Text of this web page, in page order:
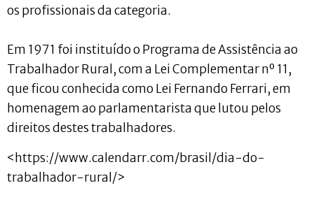
os profissionais da categoria.
Em 1971 foi instituído o Programa de Assistência ao
Trabalhador Rural, com a Lei Complementar nº 11,
que ficou conhecida como Lei Fernando Ferrari, em
homenagem ao parlamentarista que lutou pelos
direitos destes trabalhadores.
<https://www.calendarr.com/brasil/dia-do-
trabalhador-rural/>